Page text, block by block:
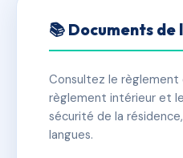
126 ROUTE
✓ Immatriculée 🏠 2 lots
📞 Contacter Syndic
📚 Documents
Consultez le
règlement intérieur et
sécurité de la
langues.